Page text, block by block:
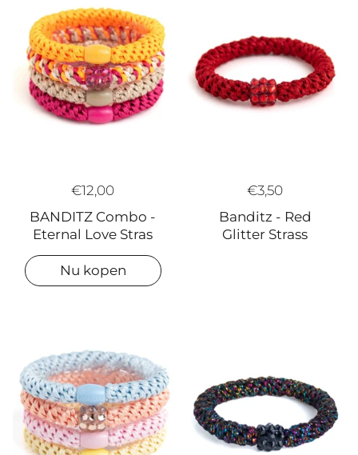
€12,00
BANDITZ Combo -
Eternal Love Stras
Nu kopen
€3,50
Banditz - Red
Glitter Strass